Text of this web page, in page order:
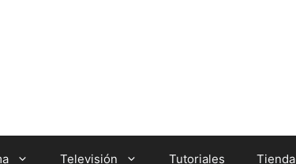
Televisión Tutoriales Tienda